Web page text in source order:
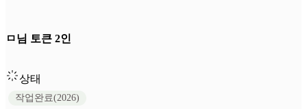
ㅁ님 토큰 2인
상태
작업완료(2026)